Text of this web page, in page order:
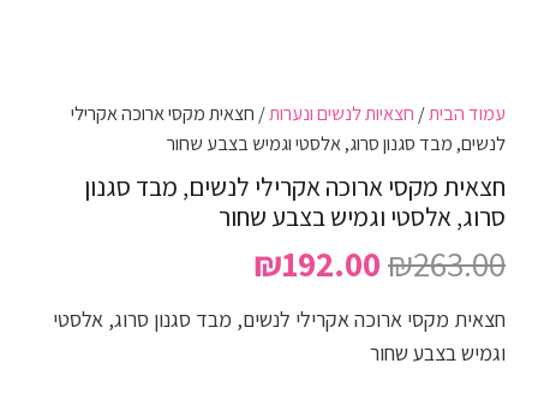
עמוד הבית/ חצאיות לנשים ונערות/ חצאית מקסי ארוכה אקרילי
לנשים, מבד סגנון סרוג, אלסטי וגמיש בצבע שחור
חצאית מקסי ארוכה אקרילי לנשים, מבד סגנון
סרוג, אלסטי וגמיש בצבע שחור
₪263.00 המחיר
היה:
₪263.00.
₪192.00
הוא:
חצאית מקסי ארוכה אקרילי לנשים, מבד סגנון סרוג, אלסטי
וגמיש בצבע שחור